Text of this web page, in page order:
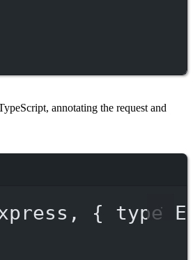
annotating the request and
{ type